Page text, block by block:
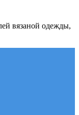
вязаной одежды,